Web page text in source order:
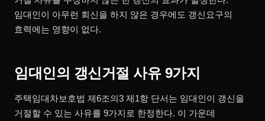
임대인이 아무런 회신을 하지 않은 경우에도 갱신요구의
효력에는 영향이 없다.
임대인의 갱신거절 사유 9가지
주택임대차보호법 제6조의3 제1항 단서는 임대인이 갱신을
거절할 수 있는 사유를 9가지로 한정한다. 이 가운데